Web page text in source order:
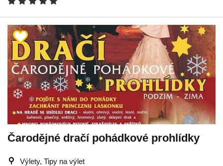
Čarodějné dračí pohádkové prohlídky
Výlety, Tipy na výlet